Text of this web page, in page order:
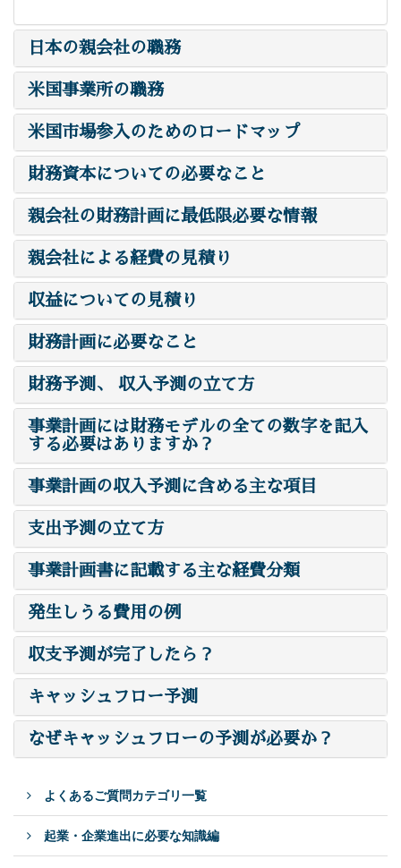
日本の親会社の職務
米国事業所の職務
米国市場参入のためのロードマップ
財務資本についての必要なこと
親会社の財務計画に最低限必要な情報
親会社による経費の見積り
収益についての見積り
財務計画に必要なこと
財務予測、 収入予測の立て方
事業計画には財務モデルの全ての数字を記入
する必要はありますか？
事業計画の収入予測に含める主な項目
支出予測の立て方
事業計画書に記載する主な経費分類
発生しうる費用の例
収支予測が完了したら？
キャッシュフロー予測
なぜキャッシュフローの予測が必要か？
よくあるご質問カテゴリ一覧
起業・企業進出に必要な知識編